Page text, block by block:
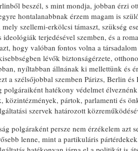
beszél, s mint mondja, jobban érzi
hontalanabbnak érzem magam is
szellemi-erkölcsi támaszt, szükség
ideológiák terjedésével szemben, és a
hogy valóban fontos volna a
lévők biztonságérzete,
nyíltabban állnának ki mellettünk és
a szélsőjobbal szemben Párizs, Berlin
polgáraiként hatékony védelmet
közintézmények, pártok, parlamenti és
szervek határozott
polgáraként persze nem érzékelem azt
lenne, mint a partikuláris